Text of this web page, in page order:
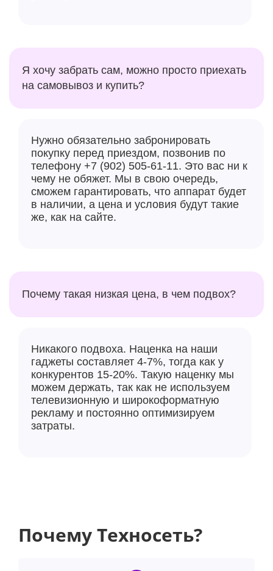
A17 Pro получил совершенно новый графический
процессор с шейдерной архитектурой,
разработанной самой Apple. По словам
представителей Apple, это крупнейший редизайн в
истории графических процессоров Apple с упором
трассировки лучей и новые возможности шейдинга.
Консольные игры, такие как Resident Evil 4, теперь
можно играть на iPhone, сказала Apple на
презентации. Отмечается, что GPU быстрее
трассировке лучей, и ещё более энергоэффективен.
оснащен новой 48-Мп основной камерой с более
крупным сенсором, а портретная съемка получила
Я хочу забрать сам, можно просто приехать
на самовывоз и купить?
Нужно обязательно забронировать
покупку перед приездом, позвонив по
телефону +7 (902) 505-61-11. Это вас ни к
чему не обяжет. Мы в свою очередь,
сможем гарантировать, что аппарат будет
в наличии, а цена и условия будут такие
же, как на сайте.
Почему такая низкая цена, в чем подвох?
Никакого подвоха. Наценка на наши
гаджеты составляет 4-7%, тогда как у
конкурентов 15-20%. Такую наценку мы
можем держать, так как не используем
телевизионную и широкоформатную
рекламу и постоянно оптимизируем
затраты.
Почему Техносеть?